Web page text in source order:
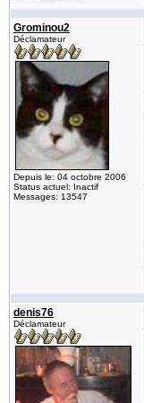
Grominou2
Déclamateur
Depuis le: 04 octobre 2006
Status actuel: Inactif
Messages: 13547
denis76
Déclamateur